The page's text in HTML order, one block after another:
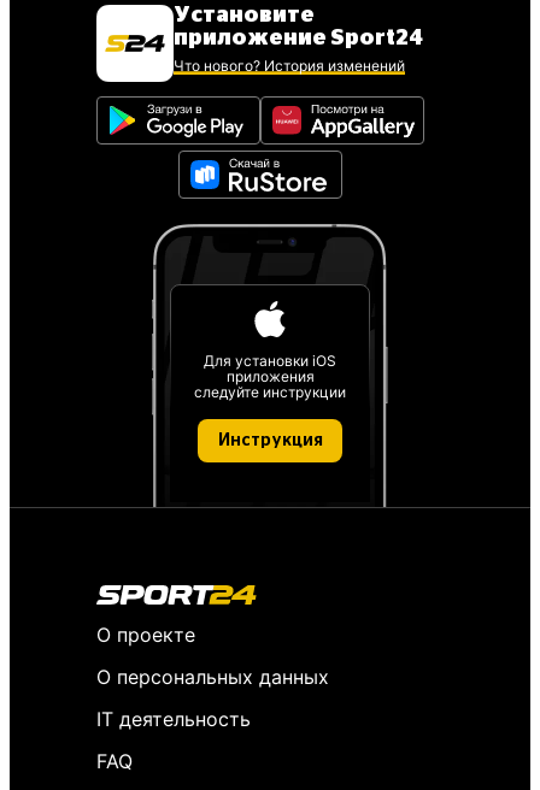
Установите
приложение Sport24
Что нового? История изменений
Для установки iOS
приложения
следуйте инструкции
Инструкция
О проекте
О персональных данных
IT деятельность
FAQ